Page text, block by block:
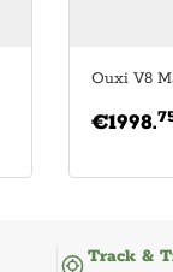
Ouxi V8
€1998.
Track &